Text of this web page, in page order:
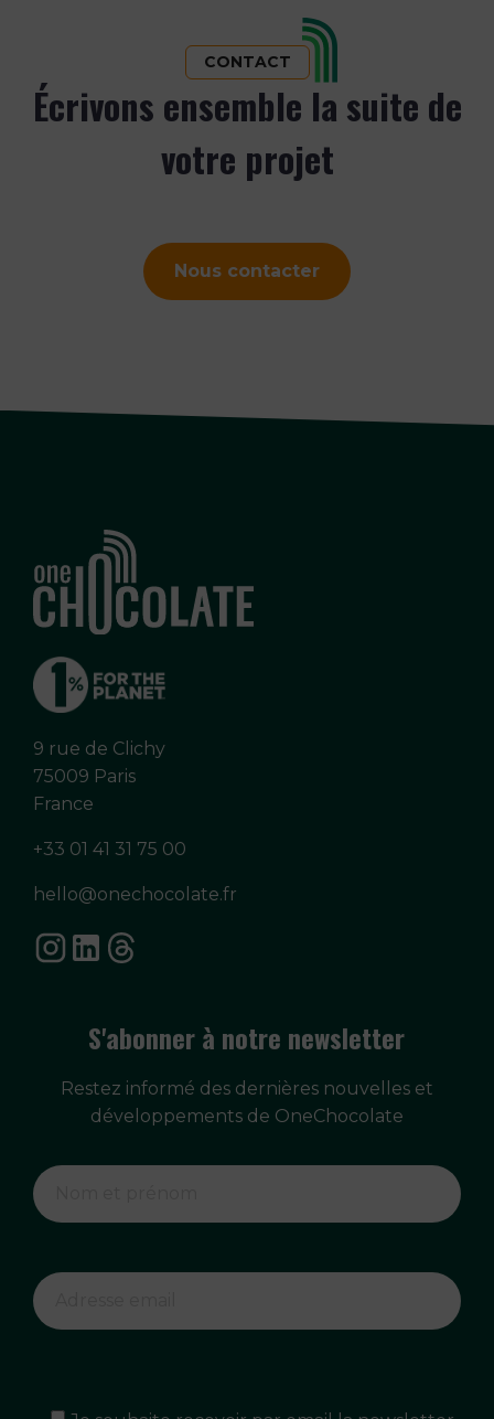
CONTACT
Écrivons ensemble la suite de
votre projet
Nous contacter
9 rue de Clichy
75009 Paris
France
+33 01 41 31 75 00
hello@onechocolate.fr
S'abonner à notre newsletter
Restez informé des dernières nouvelles et
développements de OneChocolate